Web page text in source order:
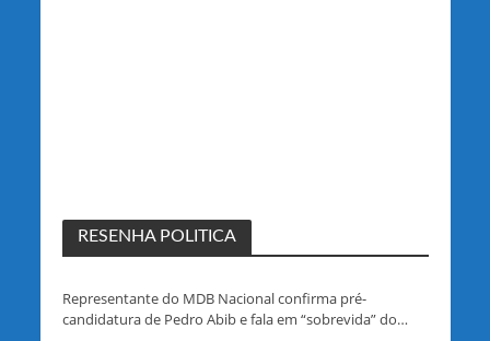
RESENHA POLITICA
Representante do MDB Nacional confirma pré-
candidatura de Pedro Abib e fala em “sobrevida” do